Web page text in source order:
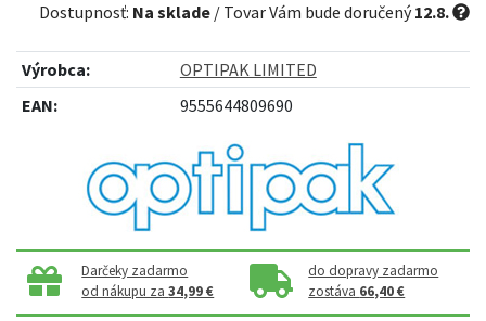
Dostupnosť: Na sklade / Tovar Vám bude doručený12.8.
Výrobca:
OPTIPAK LIMITED
EAN:
9555644809690
Darčeky zadarmo
od nákupu za34,99 €
do dopravy zadarmo
zostáva 66,40 €